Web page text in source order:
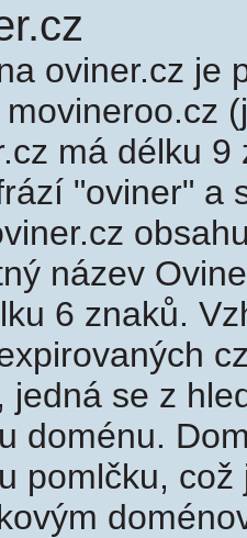
oviner.cz je
movineroo.cz
má délku
"oviner" a
název
6 znaků.
jedná se z
doménu.
pomlčku,